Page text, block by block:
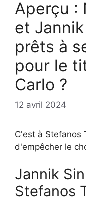
Aperçu :
et
prêts à
pour le
Carlo ?
12 avril 2024
C'est à Stefanos
d'empêcher le
Jannik
Stefanos